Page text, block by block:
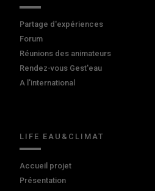
Partage d'expériences
Forum
Réunions des animateurs
Rendez-vous Gest'eau
A l'international
LIFE EAU&CLIMAT
Accueil projet
Présentation